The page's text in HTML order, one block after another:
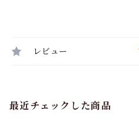
レビュー
最近チェックした商品